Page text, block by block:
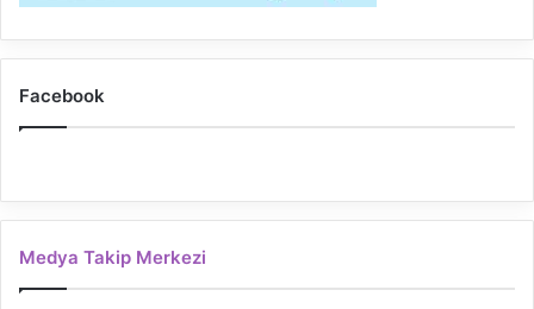
Facebook
Medya Takip Merkezi